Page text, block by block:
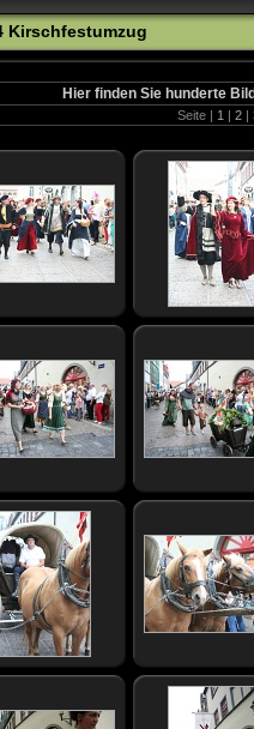
Kirschfestumzug
Hier finden Sie hunderte
Seite | 1 | 2 |